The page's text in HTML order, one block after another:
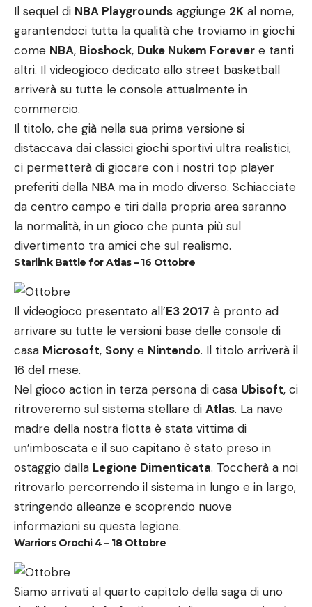
Il sequel di NBA Playgrounds aggiunge 2K al nome,
garantendoci tutta la qualità che troviamo in giochi
come NBA, Bioshock, Duke Nukem Forever e tanti
altri. Il videogioco dedicato allo street basketball
arriverà su tutte le console attualmente in
commercio.
Il titolo, che già nella sua prima versione si
distaccava dai classici giochi sportivi ultra realistici,
ci permetterà di giocare con i nostri top player
preferiti della NBA ma in modo diverso. Schiacciate
da centro campo e tiri dalla propria area saranno
la normalità, in un gioco che punta più sul
divertimento tra amici che sul realismo.
Starlink Battle for Atlas – 16 Ottobre
Il videogioco presentato all’E3 2017 è pronto ad
arrivare su tutte le versioni base delle console di
casa Microsoft, Sony e Nintendo. Il titolo arriverà il
16 del mese.
Nel gioco action in terza persona di casa Ubisoft, ci
ritroveremo sul sistema stellare di Atlas. La nave
madre della nostra flotta è stata vittima di
un’imboscata e il suo capitano è stato preso in
ostaggio dalla Legione Dimenticata. Toccherà a noi
ritrovarlo percorrendo il sistema in lungo e in largo,
stringendo alleanze e scoprendo nuove
informazioni su questa legione.
Warriors Orochi 4 – 18 Ottobre
Siamo arrivati al quarto capitolo della saga di uno